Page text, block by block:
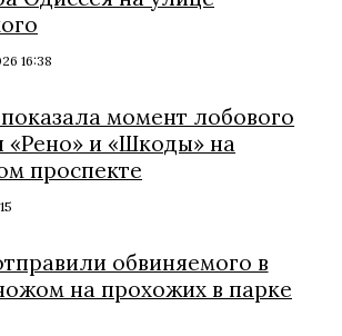
16:38
момент лобового
«Рено» и «Шкоды» на
проспекте
обвиняемого в
на прохожих в парке